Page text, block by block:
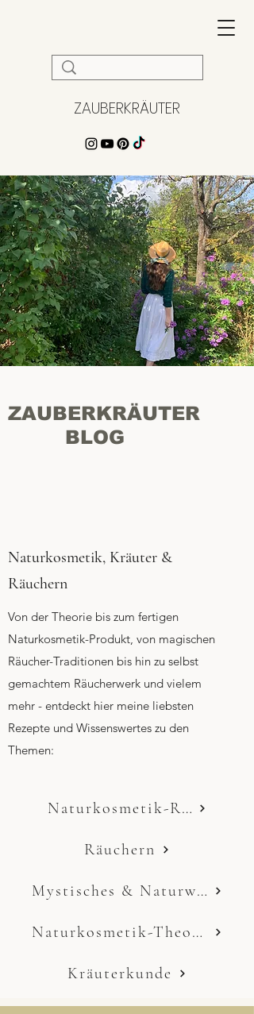
ZAUBERKRÄUTER
ZAUBERKRÄUTER
BLOG
Naturkosmetik, Kräuter &
Räuchern
Von der Theorie bis zum fertigen
Naturkosmetik-Produkt, von magischen
Räucher-Traditionen bis hin zu selbst
gemachtem Räucherwerk und vielem
mehr - entdeckt hier meine liebsten
Rezepte und Wissenswertes zu den
Themen:
Naturkosmetik-Rezepte
Räuchern
Mystisches & Naturwissen
Naturkosmetik-Theorie
Kräuterkunde